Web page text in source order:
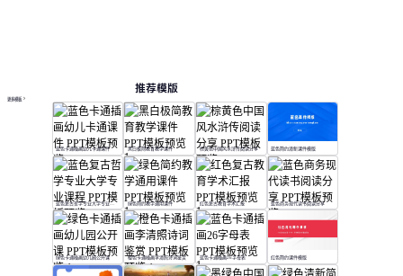
推荐模版
更多模板
蓝色卡通插画幼儿卡通课件 黑白极简教育教学课件 棕黄色中国风水浒传阅读分享 蓝色简约清新课件模版
蓝色复古哲学专业大学专业课程 绿色简约教学通用课件 红色复古教育学术汇报 蓝色商务现代读书阅读分享
绿色卡通插画幼儿园公开课 橙色卡通插画李清照诗词鉴赏 蓝色卡通插画26字母表 红色简约课件模版